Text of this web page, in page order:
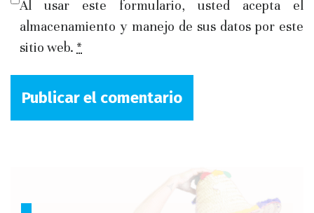
Al usar este formulario, usted acepta el
almacenamiento y manejo de sus datos por este
sitio web. *